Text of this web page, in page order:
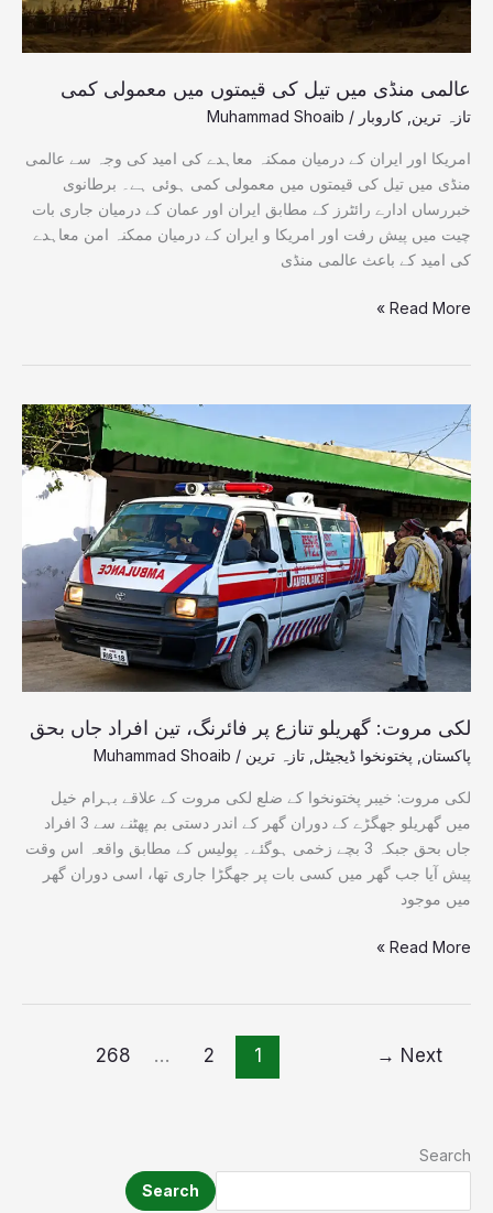
عالمی منڈی میں تیل کی قیمتوں میں معمولی کمی
تازہ ترین کاروبار /
Muhammad Shoaib
امریکا اور ایران کے درمیان ممکنہ معاہدے کی امید کی وجہ سے عالمی
منڈی میں تیل کی قیمتوں میں معمولی کمی ہوئی ہے۔ برطانوی
خبررساں ادارے رائٹرز کے مطابق ایران اور عمان کے درمیان جاری بات
چیت میں پیش رفت اور امریکا و ایران کے درمیان ممکنہ امن معاہدے
کی امید کے باعث عالمی منڈی
Read More »
لکی مروت: گھریلو تنازع پر فائرنگ، تین افراد جاں بحق
پاکستان پختونخوا ڈیجیٹل تازہ ترین /
Muhammad Shoaib
لکی مروت: خیبر پختونخوا کے ضلع لکی مروت کے علاقے بہرام خیل
میں گھریلو جھگڑے کے دوران گھر کے اندر دستی بم پھٹنے سے 3 افراد
جاں بحق جبکہ 3 بچے زخمی ہوگئے۔ پولیس کے مطابق واقعہ اس وقت
پیش آیا جب گھر میں کسی بات پر جھگڑا جاری تھا، اسی دوران گھر
میں موجود
لکی
مروت:
گھریلو
تنازع
پر
فائرنگ،
تین
افراد
جاں
بحق
Read More »
1
2
…
268 Next
→
Search
Search